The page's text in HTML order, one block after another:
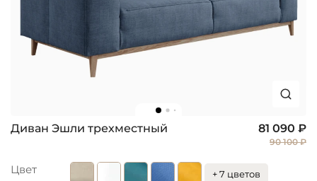
Диван Эшли трехместный 81 090 ₽
90 100 ₽
Цвет + 7 цветов